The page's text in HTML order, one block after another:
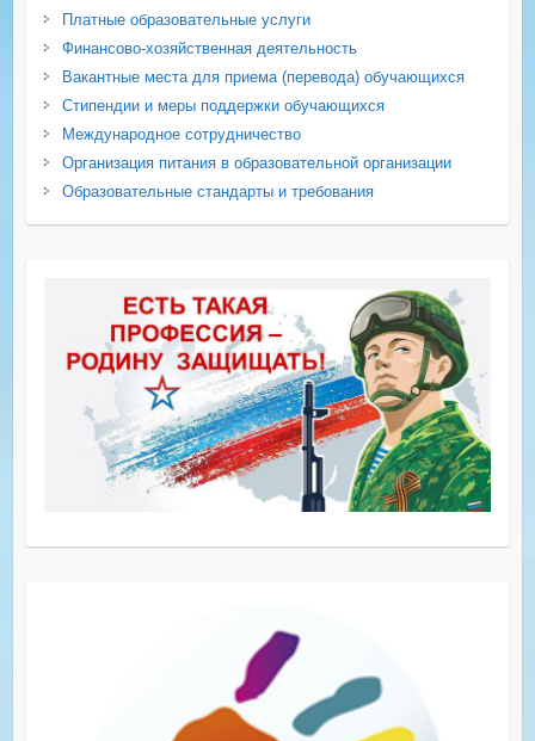
Платные образовательные услуги
Финансово-хозяйственная деятельность
Вакантные места для приема (перевода) обучающихся
Стипендии и меры поддержки обучающихся
Международное сотрудничество
Организация питания в образовательной организации
Образовательные стандарты и требования